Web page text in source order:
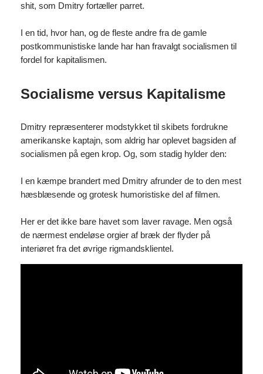
shit, som Dmitry fortæller parret.
I en tid, hvor han, og de fleste andre fra de gamle
postkommunistiske lande har han fravalgt socialismen til
fordel for kapitalismen.
Socialisme versus Kapitalisme
Dmitry repræsenterer modstykket til skibets fordrukne
amerikanske kaptajn, som aldrig har oplevet bagsiden af
socialismen på egen krop. Og, som stadig hylder den:
I en kæmpe brandert med Dmitry afrunder de to den mest
hæsblæsende og grotesk humoristiske del af filmen.
Her er det ikke bare havet som laver ravage. Men også
de nærmest endeløse orgier af bræk der flyder på
interiøret fra det øvrige rigmandsklientel.